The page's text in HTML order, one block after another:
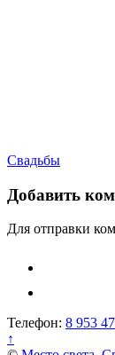
Навигация
по
записям
Свадьбы
Добавить
Для отправки
Телефон: 8 953
↑